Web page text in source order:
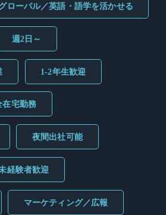
ローバル／英語・語学を活かせる
週2日～
1-2年生歓迎
在宅勤務
夜間出社可能
経験者歓迎
マーケティング／広報